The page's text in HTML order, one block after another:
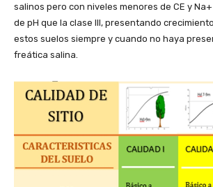
salinos pero con niveles menores de CE y
de pH que la clase III, presentando
estos suelos siempre y cuando no haya
freática salina.